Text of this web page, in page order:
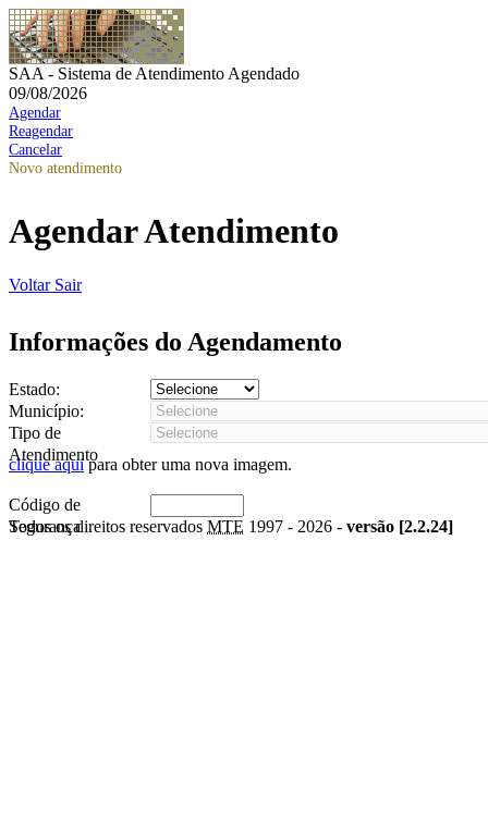
SAA - Sistema de Atendimento Agendado
09/08/2026
Agendar
Reagendar
Cancelar
Novo atendimento
Agendar Atendimento
Voltar Sair
Informações do Agendamento
Estado:
Município:
Tipo de
Atendimento
clique aquipara obter uma nova imagem.
Código de
Segurança
Todos os direitos reservados MTE 1997 - 2026 - versão [2.2.24]